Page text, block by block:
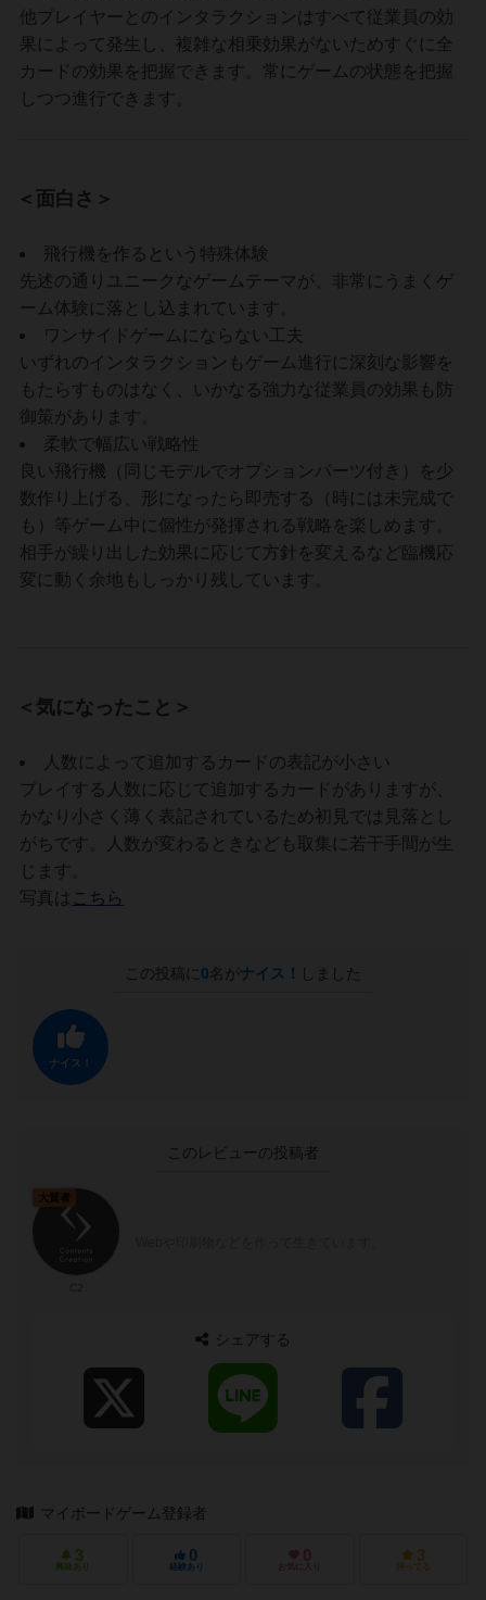
他プレイヤーとのインタラクションはすべて従業員の効
果によって発生し、複雑な相乗効果がないためすぐに全
カードの効果を把握できます。常にゲームの状態を把握
しつつ進行できます。
＜面白さ＞
飛行機を作るという特殊体験
先述の通りユニークなゲームテーマが、非常にうまくゲ
ーム体験に落とし込まれています。
ワンサイドゲームにならない工夫
いずれのインタラクションもゲーム進行に深刻な影響を
もたらすものはなく、いかなる強力な従業員の効果も防
御策があります。
柔軟で幅広い戦略性
良い飛行機（同じモデルでオプションパーツ付き）を少
数作り上げる、形になったら即売する（時には未完成で
も）等ゲーム中に個性が発揮される戦略を楽しめます。
相手が繰り出した効果に応じて方針を変えるなど臨機応
変に動く余地もしっかり残しています。
＜気になったこと＞
人数によって追加するカードの表記が小さい
プレイする人数に応じて追加するカードがありますが、
かなり小さく薄く表記されているため初見では見落とし
がちです。人数が変わるときなども取集に若干手間が生
じます。
写真は こちら
この投稿に 0名がナイス！ しました
ナイス！
このレビューの投稿者
大賢者
シェアする
マイボードゲーム登録者
3
興味あり
0
経験あり
0
お気に入り
3
持ってる